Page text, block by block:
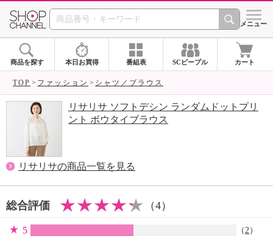
SHOP CHANNEL シメニュー
商品を探す 本日お買得 番組表 SCピープル カート
TOP ファッション シャツ／ブラウス
リサリサ ソフトデシン ランダムドットプリ
ント ボウタイブラウス
リサリサの商品一覧を見る
総合評価 （4）
5 （2）